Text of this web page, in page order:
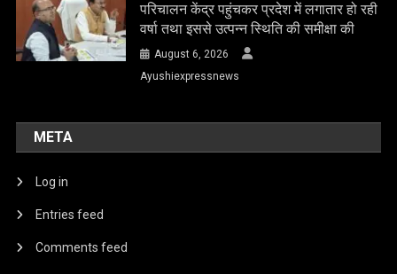
परिचालन केंद्र पहुंचकर प्रदेश में लगातार हो रही
वर्षा तथा इससे उत्पन्न स्थिति की समीक्षा की
August 6, 2026
Ayushiexpressnews
META
Log in
Entries feed
Comments feed